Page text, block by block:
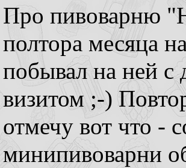
Про пивоварню
полтора месяца
побывал на ней с
визитом ;-)
отмечу вот что -
минипивоварни